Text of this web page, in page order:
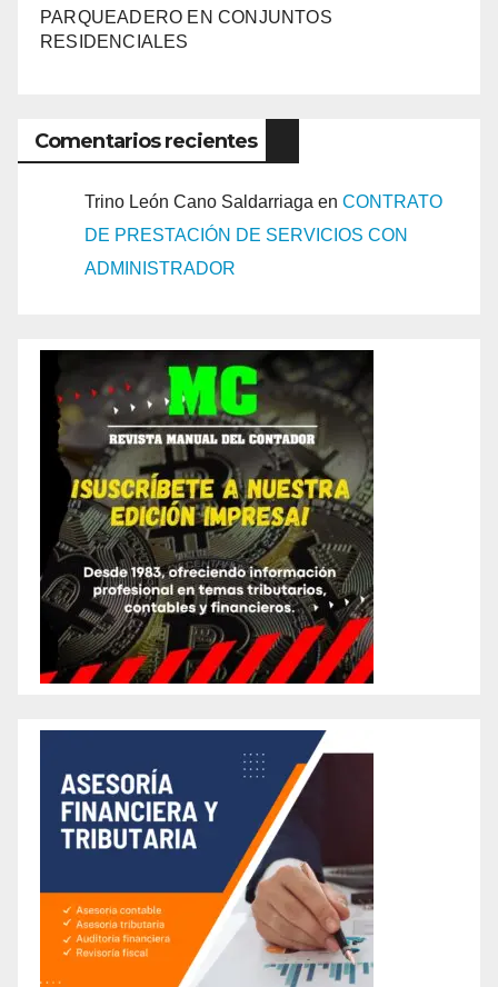
PARQUEADERO EN CONJUNTOS
RESIDENCIALES
Comentarios recientes
Trino León Cano Saldarriaga en CONTRATO
DE PRESTACIÓN DE SERVICIOS CON
ADMINISTRADOR